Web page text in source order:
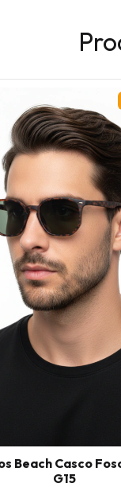
Beach Casco
G15